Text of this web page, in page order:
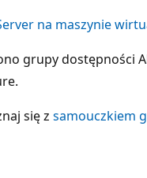
na maszynie
grupy dostępności
się z samouczkiem